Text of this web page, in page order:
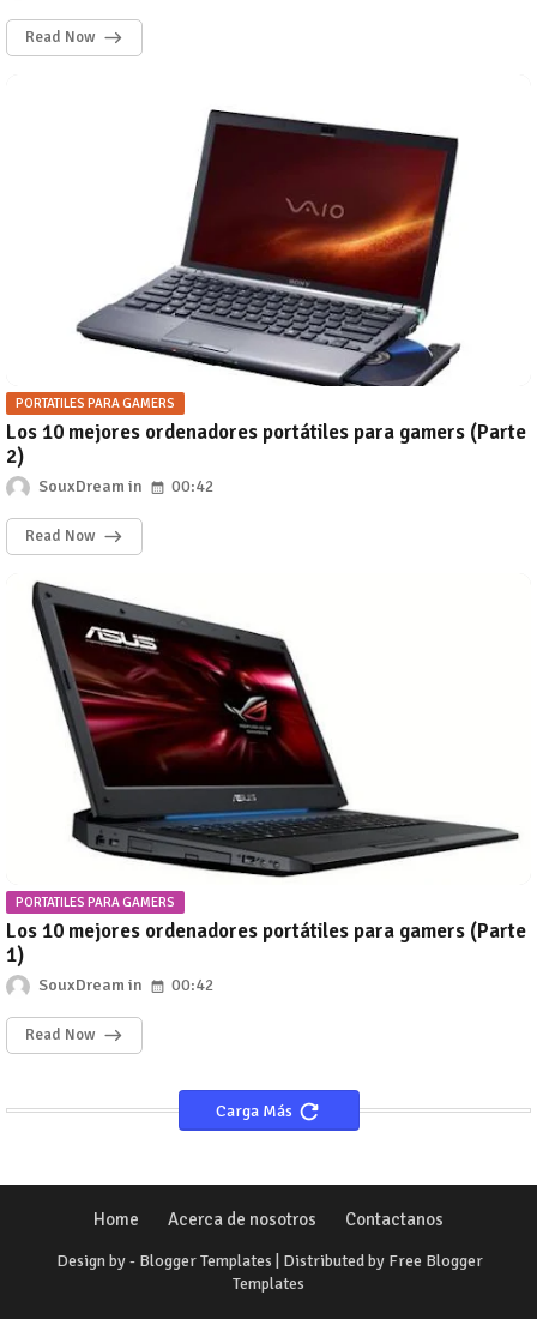
Read Now
PORTATILES PARA GAMERS
Los 10 mejores ordenadores portátiles para gamers (Parte
2)
SouxDream 00:42
Read Now
PORTATILES PARA GAMERS
Los 10 mejores ordenadores portátiles para gamers (Parte
1)
SouxDream 00:42
Read Now
Carga Más
Design by - Blogger Templates | Distributed by Free Blogger
Templates
Home Acerca de nosotros Contactanos